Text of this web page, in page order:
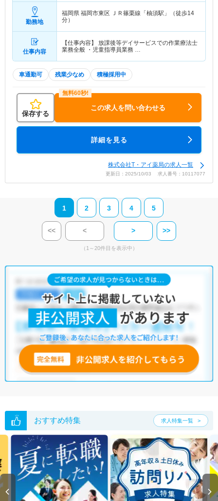
勤務地
福岡県 福岡市東区 ＪＲ篠栗線「柚須駅」（徒歩14
分）
仕事内容
【仕事内容】 放課後等デイサービスでの作業療法士
業務全般 ・児童指導員業務 …
車通勤可 残業少なめ 積極採用中
保存する
この求人を問い合わせる
詳細を見る
株式会社T・アイ薬局の求人一覧
更新日：2025/10/03 求人番号：10117077
1 2 3 4 5
<< < > >>
（1～20件目を表示中）
おすすめ特集 求人特集一覧